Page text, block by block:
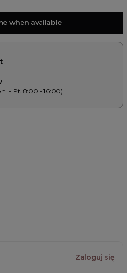
when available
- Pt. 8:00 - 16:00)
Zaloguj się